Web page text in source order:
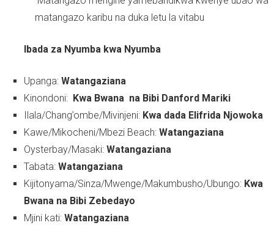
matangazo karibu na duka letu la vitabu
Ibada za Nyumba kwa Nyumba
Upanga: Watangaziana
Kinondoni: Kwa Bwana na Bibi Danford Mariki
Ilala/Chang’ombe/Mivinjeni:Kwa dada Elifrida Njowoka
Kawe/Mikocheni/Mbezi Beach: Watangaziana
Oysterbay/Masaki: Watangaziana
Tabata: Watangaziana
Kijitonyama/Sinza/Mwenge/Makumbusho/Ubungo:Kwa
Bwana na Bibi Zebedayo
Mjini kati: Watangaziana